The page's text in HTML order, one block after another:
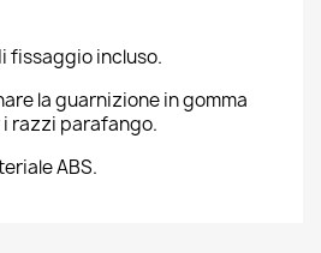
fissaggio incluso.
la guarnizione in gomma
razzi parafango.
ABS.